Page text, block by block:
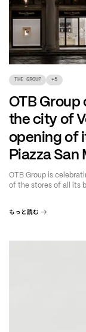
THE GROUP +5
OTB
the city of
opening of
Piazza San
OTB Group is
of the stores of all its
もっと読む